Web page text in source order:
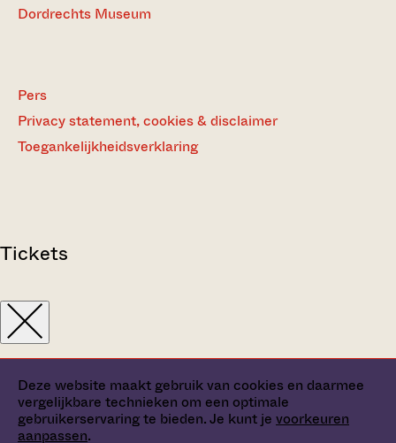
Deze website maakt gebruik van cookies en daarmee
vergelijkbare technieken om een optimale
gebruikerservaring te bieden. Je kunt je voorkeuren
aanpassen.
Dordrechts Museum
Pers
Privacy statement, cookies & disclaimer
Toegankelijkheidsverklaring
Tickets